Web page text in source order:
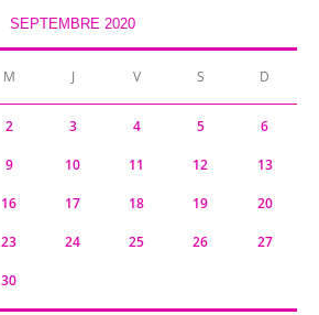
SEPTEMBRE 2020
M J V S D
2 3 4 5 6
9 10 11 12 13
16 17 18 19 20
23 24 25 26 27
30